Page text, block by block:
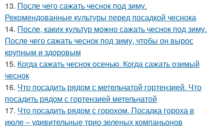
13. После чего сажать чеснок под зиму.
Рекомендованные культуры перед посадкой чеснока
14. После, каких культур можно сажать чеснок под зиму.
После чего сажать чеснок под зиму, чтобы он вырос
крупным и здоровым
15. Когда сажать чеснок осенью. Когда сажать озимый
чеснок
16. Что посадить рядом с метельчатой гортензией. Что
посадить рядом с гортензией метельчатой
17. Что посадить рядом с горохом. Посадка гороха в
июле – удивительные трио зеленых компаньонов